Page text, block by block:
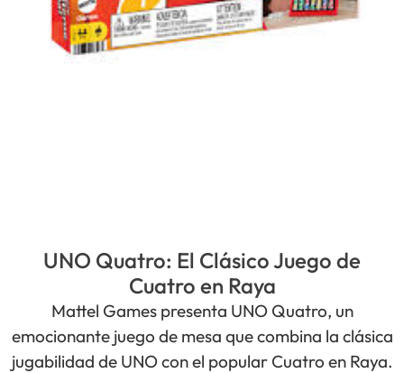
UNO Quatro: El Clásico Juego de
Cuatro en Raya
Mattel Games presenta UNO Quatro, un
emocionante juego de mesa que combina la clásica
jugabilidad de UNO con el popular Cuatro en Raya.